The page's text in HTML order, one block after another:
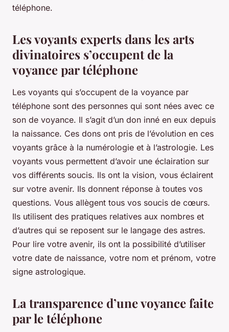
téléphone.
Les voyants experts dans les arts
divinatoires s’occupent de la
voyance par téléphone
Les voyants qui s’occupent de la voyance par
téléphone sont des personnes qui sont nées avec ce
son de voyance. Il s’agit d’un don inné en eux depuis
la naissance. Ces dons ont pris de l’évolution en ces
voyants grâce à la numérologie et à l’astrologie. Les
voyants vous permettent d’avoir une éclairation sur
vos différents soucis. Ils ont la vision, vous éclairent
sur votre avenir. Ils donnent réponse à toutes vos
questions. Vous allègent tous vos soucis de cœurs.
Ils utilisent des pratiques relatives aux nombres et
d’autres qui se reposent sur le langage des astres.
Pour lire votre avenir, ils ont la possibilité d’utiliser
votre date de naissance, votre nom et prénom, votre
signe astrologique.
La transparence d’une voyance faite
par le téléphone